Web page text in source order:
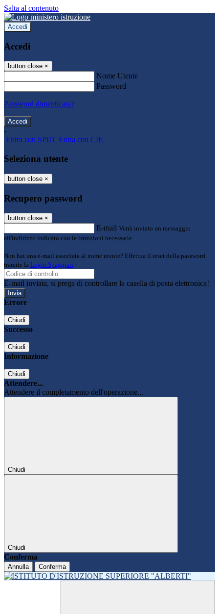
Salta al contenuto
Accedi
Accedi
button close ×
Nome Utente
Password
Password dimenticata?
-
Entra con SPID Entra con CIE
Seleziona utente
button close ×
Recupero password
button close ×
E-mail Verrà inviato un messaggio
all'indirizzo indicato con le istruzioni necessarie.
Non hai una e-mail associata al nome utente? Effettua il reset della password
tramite la Login Spaggiari
E-mail inviata, si prega di controllare la casella di posta elettronica!
Errore
Chiudi
Successo
Chiudi
Informazione
Chiudi
Attendere...
Attendere il completamento dell'operazione...
Chiudi
Chiudi
Conferma
Annulla Conferma